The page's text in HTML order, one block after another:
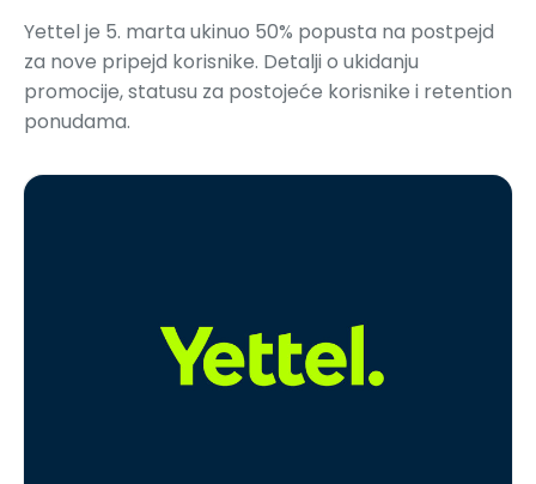
Yettel je 5. marta ukinuo 50% popusta na postpejd
za nove pripejd korisnike. Detalji o ukidanju
promocije, statusu za postojeće korisnike i retention
ponudama.